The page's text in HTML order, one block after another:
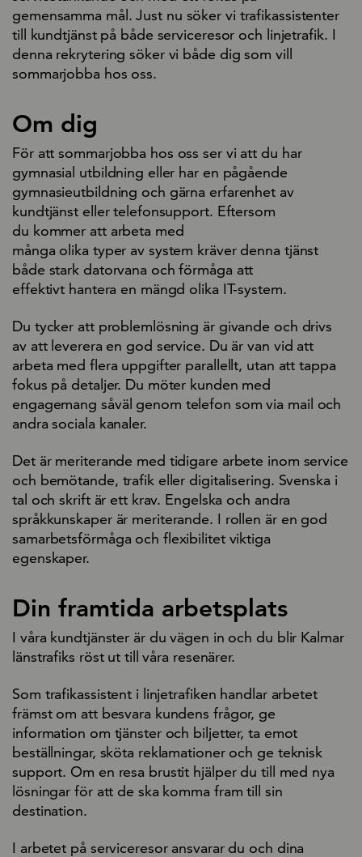
gemensamma mål. Just nu söker vi trafikassistenter
till kundtjänst på både serviceresor och linjetrafik. I
denna rekrytering söker vi både dig som vill
sommarjobba hos oss.
Om dig
För att sommarjobba hos oss ser vi att du har
gymnasial utbildning eller har en pågående
gymnasieutbildning och gärna erfarenhet av
kundtjänst eller telefonsupport. Eftersom
du kommer att arbeta med
många olika typer av system kräver denna tjänst
både stark datorvana och förmåga att
effektivt hantera en mängd olika IT-system.
Du tycker att problemlösning är givande och drivs
av att leverera en god service. Du är van vid att
arbeta med flera uppgifter parallellt, utan att tappa
fokus på detaljer. Du möter kunden med
engagemang såväl genom telefon som via mail och
andra sociala kanaler.
Det är meriterande med tidigare arbete inom service
och bemötande, trafik eller digitalisering. Svenska i
tal och skrift är ett krav. Engelska och andra
språkkunskaper är meriterande. I rollen är en god
samarbetsförmåga och flexibilitet viktiga
egenskaper.
Din framtida arbetsplats
I våra kundtjänster är du vägen in och du blir Kalmar
länstrafiks röst ut till våra resenärer.
Som trafikassistent i linjetrafiken handlar arbetet
främst om att besvara kundens frågor, ge
information om tjänster och biljetter, ta emot
beställningar, sköta reklamationer och ge teknisk
support. Om en resa brustit hjälper du till med nya
lösningar för att de ska komma fram till sin
destination.
I arbetet på serviceresor ansvarar du och dina